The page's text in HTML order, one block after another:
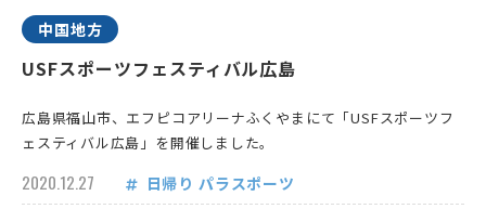
中国地方
USFスポーツフェスティバル広島
広島県福山市、エフピコアリーナふくやまにて「USFスポーツフ
ェスティバル広島」を開催しました。
2020.12.27 日帰り パラスポーツ